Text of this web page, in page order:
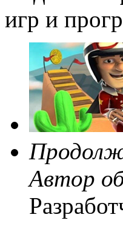
игр и
Автор